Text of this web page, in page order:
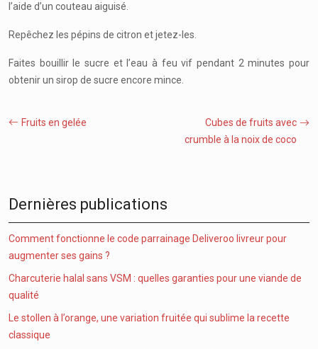
l’aide d’un couteau aiguisé.
Repêchez les pépins de citron et jetez-les.
Faites bouillir le sucre et l’eau à feu vif pendant 2 minutes pour
obtenir un sirop de sucre encore mince.
Fruits en gelée
Cubes de fruits avec
crumble à la noix de coco
Dernières publications
Comment fonctionne le code parrainage Deliveroo livreur pour
augmenter ses gains ?
Charcuterie halal sans VSM : quelles garanties pour une viande de
qualité
Le stollen à l’orange, une variation fruitée qui sublime la recette
classique